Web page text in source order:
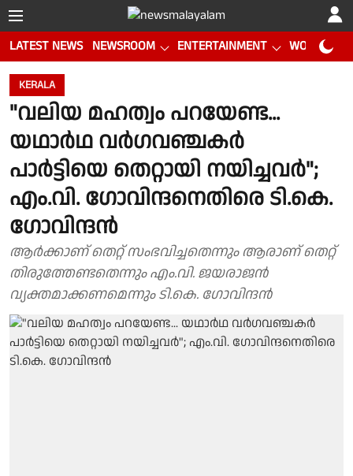
LATEST NEWS NEWSROOM ENTERTAINMENT WORLD CUP
KERALA
"വലിയ മഹത്വം പറയേണ്ട...
യഥാർഥ വർ​ഗവഞ്ചകർ
പാർട്ടിയെ തെറ്റായി നയിച്ചവർ";
എം.വി.​ ​ഗോവിന്ദനെതിരെ ടി.കെ. ​
ഗോവിന്ദൻ
ആർക്കാണ് തെറ്റ് സംഭവിച്ചതെന്നും ആരാണ് തെറ്റ്
തിരുത്തേണ്ടതെന്നും എം.വി. ജയരാജൻ
വ്യക്തമാക്കണമെന്നും ടി.കെ. ​ഗോവിന്ദൻ